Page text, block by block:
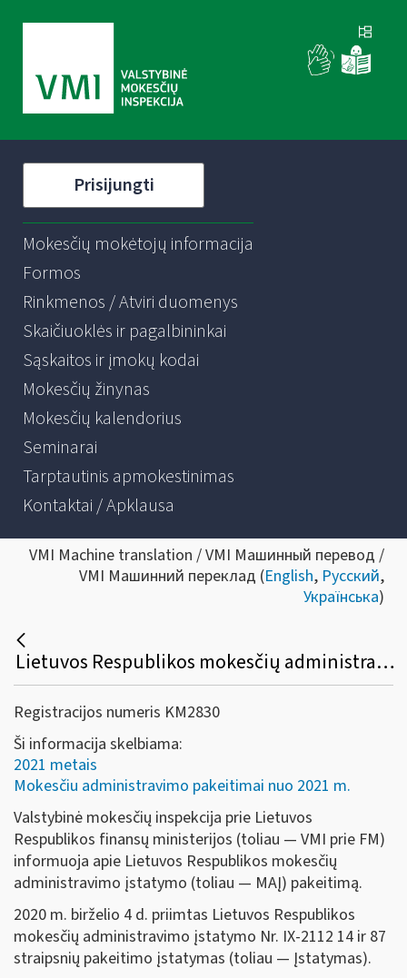
Prisijungti
Mokesčių mokėtojų informacija
Formos
Rinkmenos / Atviri duomenys
Skaičiuoklės ir pagalbininkai
Sąskaitos ir įmokų kodai
Mokesčių žinynas
Mokesčių kalendorius
Seminarai
Tarptautinis apmokestinimas
Kontaktai / Apklausa
VMI Machine translation / VMI Машинный перевод /
VMI Машинний переклад (English, Русский,
Українська)
Lietuvos Respublikos mokesčių administravimo įstatymo 14 ir 87 straipsnių pakeitimai
Registracijos numeris KM2830
Ši informacija skelbiama:
2021 metais
Mokesčiu administravimo pakeitimai nuo 2021 m.
Valstybinė mokesčių inspekcija prie Lietuvos
Respublikos finansų ministerijos (toliau — VMI prie FM)
informuoja apie Lietuvos Respublikos mokesčių
administravimo įstatymo (toliau — MAĮ) pakeitimą.
2020 m. birželio 4 d. priimtas Lietuvos Respublikos
mokesčių administravimo įstatymo Nr. IX-2112 14 ir 87
straipsnių pakeitimo įstatymas (toliau — Įstatymas).